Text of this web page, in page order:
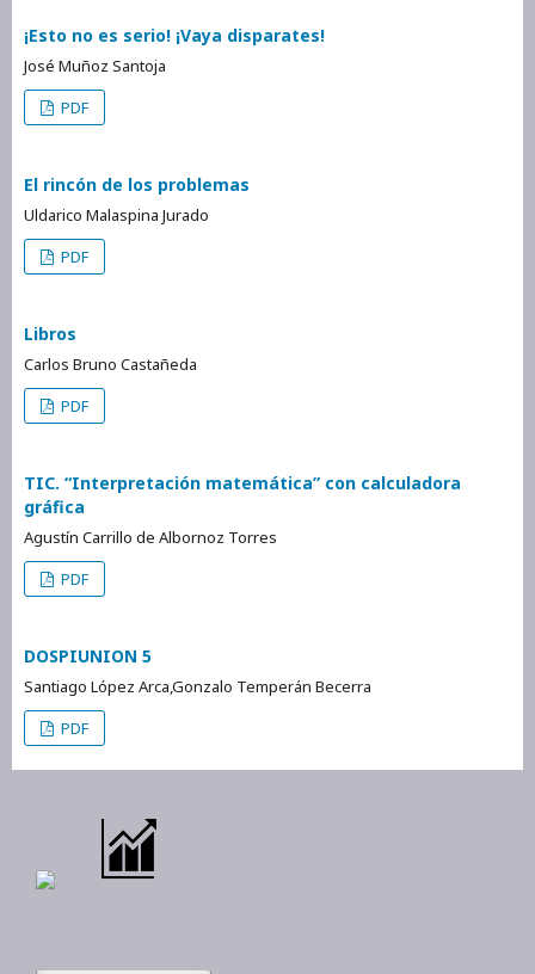
¡Esto no es serio! ¡Vaya disparates!
José Muñoz Santoja
PDF
El rincón de los problemas
Uldarico Malaspina Jurado
PDF
Libros
Carlos Bruno Castañeda
PDF
TIC. “Interpretación matemática” con calculadora
gráfica
Agustín Carrillo de Albornoz Torres
PDF
DOSPIUNION 5
Santiago López Arca,Gonzalo Temperán Becerra
PDF